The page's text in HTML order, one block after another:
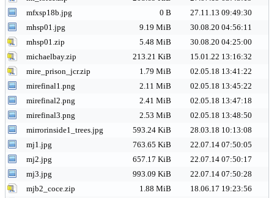
mfxsp18b.jpg
0 B
27.11.13 09:49:30
mhsp01.jpg
9.19 MiB
30.08.20 04:56:11
mhsp01.zip
5.48 MiB
30.08.20 04:25:00
michaelbay.zip
213.21 KiB
15.01.22 13:16:32
mire_prison_jcr.zip
1.79 MiB
02.05.18 13:41:22
mirefinal1.png
2.11 MiB
02.05.18 13:45:22
mirefinal2.png
2.41 MiB
02.05.18 13:47:18
mirefinal3.png
2.53 MiB
02.05.18 13:48:50
mirrorinside1_trees.jpg
593.24 KiB
28.03.18 10:13:08
mj1.jpg
763.65 KiB
22.07.14 07:50:05
mj2.jpg
657.17 KiB
22.07.14 07:50:17
mj3.jpg
993.09 KiB
22.07.14 07:50:28
mjb2_coce.zip
1.88 MiB
18.06.17 19:23:56